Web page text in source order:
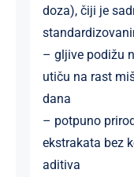
doza), čiji je
– gljive podižu
utiču na rast
dana
– potpuno
ekstrakata bez
aditiva